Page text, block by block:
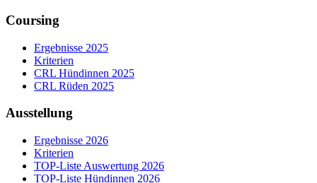
Coursing
Ergebnisse 2025
Kriterien
CRL Hündinnen 2025
CRL Rüden 2025
Ausstellung
Ergebnisse 2026
Kriterien
TOP-Liste Auswertung 2026
TOP-Liste Hündinnen 2026